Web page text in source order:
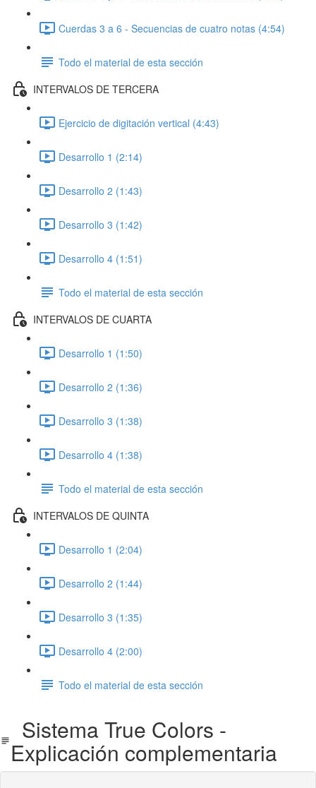
Cuerdas 3 a 6 - Secuencias de cuatro notas (4:54)
Todo el material de esta sección
INTERVALOS DE TERCERA
Ejercicio de digitación vertical (4:43)
Desarrollo 1 (2:14)
Desarrollo 2 (1:43)
Desarrollo 3 (1:42)
Desarrollo 4 (1:51)
Todo el material de esta sección
INTERVALOS DE CUARTA
Desarrollo 1 (1:50)
Desarrollo 2 (1:36)
Desarrollo 3 (1:38)
Desarrollo 4 (1:38)
Todo el material de esta sección
INTERVALOS DE QUINTA
Desarrollo 1 (2:04)
Desarrollo 2 (1:44)
Desarrollo 3 (1:35)
Desarrollo 4 (2:00)
Todo el material de esta sección
Sistema True Colors -
Explicación complementaria